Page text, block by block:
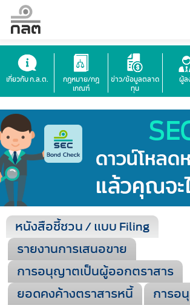
เกี่ยวกับ ก.ล.ต.
กฎหมาย/กฎ
เกณฑ์
ข่าว/ข้อมูลตลาด
ทุน
ผู้ล
หนังสือชี้ชวน / แบบ Filing
รายงานการเสนอขาย
การอนุญาตเป็นผู้ออกตราสาร
ยอดคงค้างตราสารหนี้
การอ